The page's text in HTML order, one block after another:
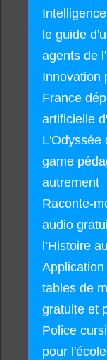
le guide
agents de
Innovation
France
artificielle
L'Odyssée
game
autrement
Raconte-
audio
l’Histoire
tables de
gratuite et
Police
pour